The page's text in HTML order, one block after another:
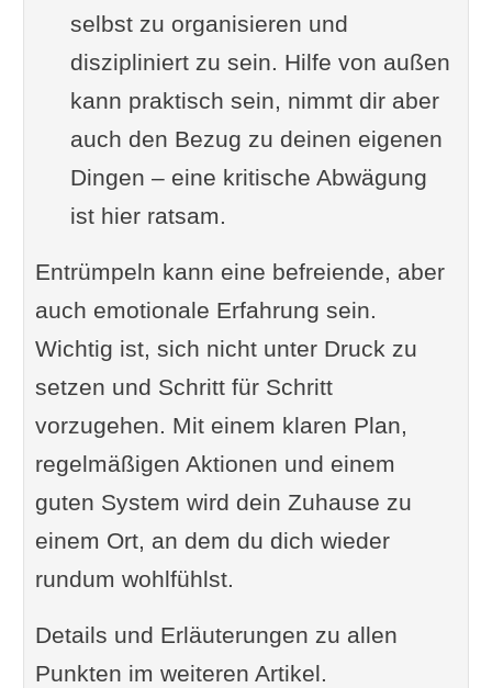
selbst zu organisieren und
diszipliniert zu sein. Hilfe von außen
kann praktisch sein, nimmt dir aber
auch den Bezug zu deinen eigenen
Dingen – eine kritische Abwägung
ist hier ratsam.
Entrümpeln kann eine befreiende, aber
auch emotionale Erfahrung sein.
Wichtig ist, sich nicht unter Druck zu
setzen und Schritt für Schritt
vorzugehen. Mit einem klaren Plan,
regelmäßigen Aktionen und einem
guten System wird dein Zuhause zu
einem Ort, an dem du dich wieder
rundum wohlfühlst.
Details und Erläuterungen zu allen
Punkten im weiteren Artikel.